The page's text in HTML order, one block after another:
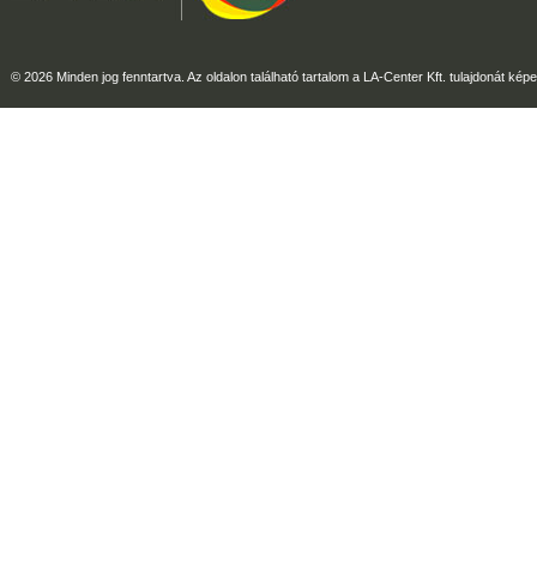
© 2026 Minden jog fenntartva. Az oldalon található tartalom a LA-Center Kft. tulajdonát